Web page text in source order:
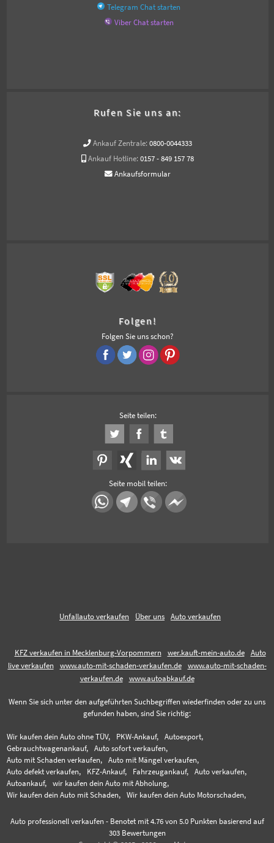
Telegram Chat starten
Viber Chat starten
Rufen Sie uns an:
Ankauf Zentrale: 0800-0044333
Ankauf Hotline: 0157 - 849 157 78
Ankaufsformular
Folgen!
Folgen Sie uns schon?
Seite teilen:
Seite mobil teilen:
Unfallauto verkaufen Über uns Auto verkaufen
KFZ verkaufen in Mecklenburg-Vorpommern wer.kauft-mein-auto.de
Auto
live verkaufen
www.auto-mit-schaden-verkaufen.de
www.auto-mit-schaden-
verkaufen.de
www.autoabkauf.de
Wenn Sie sich unter den aufgeführten Suchbegriffen wiederfinden oder zu uns
gefunden haben, sind Sie richtig:
Wir kaufen dein Auto ohne TÜV, PKW-Ankauf,
Autoexport,
Gebrauchtwagenankauf,
Auto sofort verkaufen,
Auto mit Schaden verkaufen,
Auto mit Mängel verkaufen,
Auto defekt verkaufen,
KFZ-Ankauf, Fahrzeugankauf,
Auto verkaufen,
Autoankauf,
wir kaufen dein Auto mit Abholung,
Wir kaufen dein Auto mit Schaden,
Wir kaufen dein Auto Motorschaden,
Auto professionell verkaufen- Benotet mit 4.76von 5.0 Punkten basierend auf
303Bewertungen